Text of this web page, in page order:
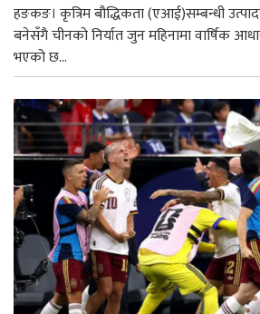
हङकङ। कृत्रिम बौद्धिकता (एआई)सम्बन्धी
बनेसँगै चीनको निर्यात जुन महिनामा वार्षिक
भएको छ...